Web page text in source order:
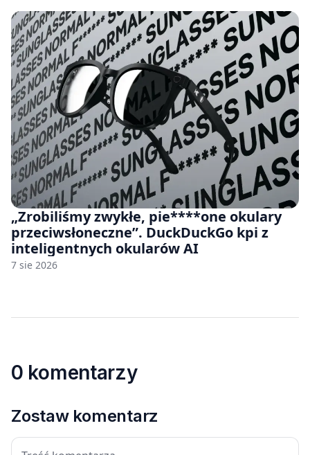
„Zrobiliśmy zwykłe, pie****one okulary
przeciwsłoneczne”. DuckDuckGo kpi z
inteligentnych okularów AI
7 sie 2026
0 komentarzy
Zostaw komentarz